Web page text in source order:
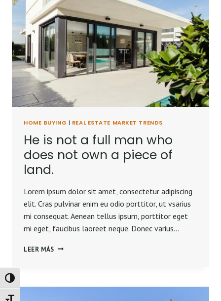
Alternar alto contraste
NOR
CAN
IT
BE
CARRIED
AWAY.
HOME BUYING | REAL ESTATE MARKET TRENDS
He is not a full man who
does not own a piece of
land.
Lorem ipsum dolor sit amet, consectetur adipiscing
elit. Cras pulvinar enim eu odio porttitor, ut vsarius
mi consequat. Aenean tellus ipsum, porttitor eget
mi eget, faucibus laoreet neque. Donec varius…
LEER MÁS HE
FULL